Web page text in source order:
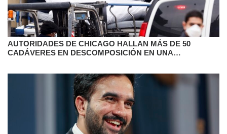
AUTORIDADES DE CHICAGO HALLAN MÁS DE 50
CADÁVERES EN DESCOMPOSICIÓN EN UNA